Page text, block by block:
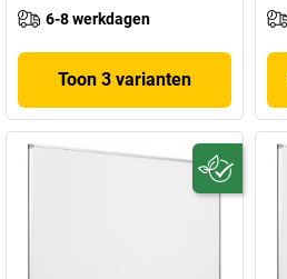
6-8 werkdagen
Toon 3 varianten